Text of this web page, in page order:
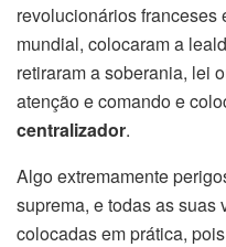
revolucionários franceses
mundial, colocaram a
retiraram a soberania, lei
atenção e comando e
centralizador.
Algo extremamente
suprema, e todas as suas
colocadas em prática,